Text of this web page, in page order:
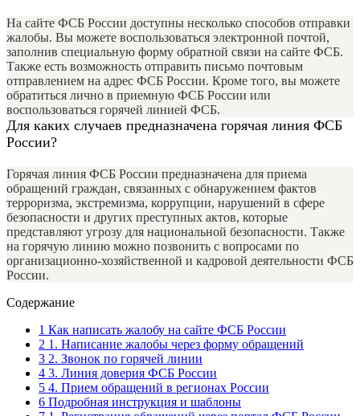
На сайте ФСБ России доступны несколько способов отправки
жалобы. Вы можете воспользоваться электронной почтой,
заполнив специальную форму обратной связи на сайте ФСБ.
Также есть возможность отправить письмо почтовым
отправлением на адрес ФСБ России. Кроме того, вы можете
обратиться лично в приемную ФСБ России или
воспользоваться горячей линией ФСБ.
Для каких случаев предназначена горячая линия ФСБ
России?
Горячая линия ФСБ России предназначена для приема
обращений граждан, связанных с обнаружением фактов
терроризма, экстремизма, коррупции, нарушений в сфере
безопасности и других преступных актов, которые
представляют угрозу для национальной безопасности. Также
на горячую линию можно позвонить с вопросами по
организационно-хозяйственной и кадровой деятельности ФСБ
России.
Содержание
1 Как написать жалобу на сайте ФСБ России
2 1. Написание жалобы через форму обращений
3 2. Звонок по горячей линии
4 3. Линия доверия ФСБ России
5 4. Прием обращений в регионах России
6 Подробная инструкция и шаблоны